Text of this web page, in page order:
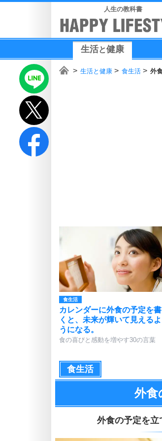
人生の教科書
生活と健康
生活と健康 食生活 外
食生活
カレンダーに外食の予定を書
くと、未来が輝いて見えるよ
うになる。
食の喜びと感動を増やす30の言葉
食生活
外食
外食の予定を立